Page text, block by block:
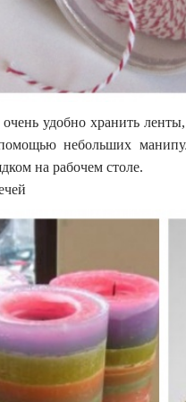
удобно хранить
небольших
на рабочем столе.